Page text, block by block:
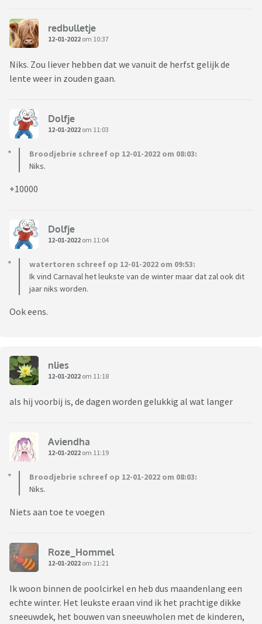
redbulletje
12-01-2022 om 10:37
Niks. Zou liever hebben dat we vanuit de herfst gelijk de
lente weer in zouden gaan.
Dolfje
12-01-2022 om 11:03
Broodjebrie schreef op 12-01-2022 om 08:03:
Niks.
+10000
Dolfje
12-01-2022 om 11:04
watertoren schreef op 12-01-2022 om 09:53:
Ik vind Carnaval het leukste van de winter maar dat zal ook dit
jaar niks worden.
Ook eens.
nlies
12-01-2022 om 11:18
als hij voorbij is, de dagen worden gelukkig al wat langer
Aviendha
12-01-2022 om 11:19
Broodjebrie schreef op 12-01-2022 om 08:03:
Niks.
Niets aan toe te voegen
Roze_Hommel
12-01-2022 om 11:21
Ik woon binnen de poolcirkel en heb dus maandenlang een
echte winter. Het leukste eraan vind ik het prachtige dikke
sneeuwdek, het bouwen van sneeuwholen met de kinderen,